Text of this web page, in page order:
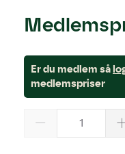
Er du medlem så
medlemspriser